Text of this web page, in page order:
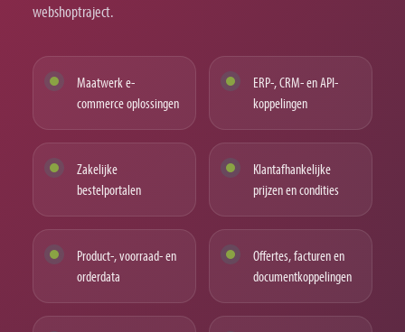
webshoptraject.
Maatwerk e-
commerce oplossingen
ERP-, CRM- en API-
koppelingen
Zakelijke
bestelportalen
Klantafhankelijke
prijzen en condities
Product-, voorraad- en
orderdata
Offertes, facturen en
documentkoppelingen